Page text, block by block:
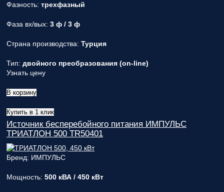
Фазность: трехфазный
Фаза вх/вых: 3 ф / 3 ф
Страна производства: Турция
Тип: двойного преобразования (on-line)
Узнать цену
В корзину
Купить в 1 клик
Источник бесперебойного питания ИМПУЛЬС
ТРИАТЛОН 500 TR50401
Бренд: ИМПУЛЬС
Мощность: 500 кВА / 450 кВт